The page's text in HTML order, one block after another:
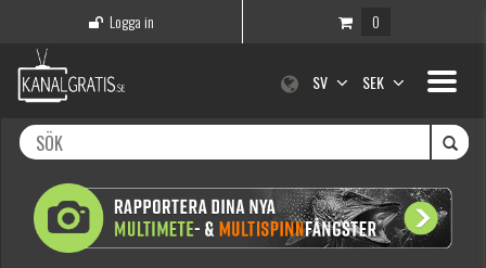
Logga in 0
Toggle
SV SEK